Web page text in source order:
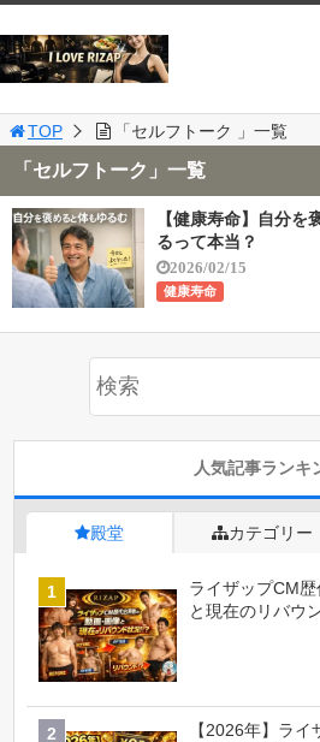
TOP 「セルフトーク 」一覧
「セルフトーク」一覧
【健康寿命】自分を
るって本当？
2026/02/15
健康寿命
人気記事ランキ
殿堂 カテゴリー
ライザップCM
と現在のリバウ
【2026年】ラ